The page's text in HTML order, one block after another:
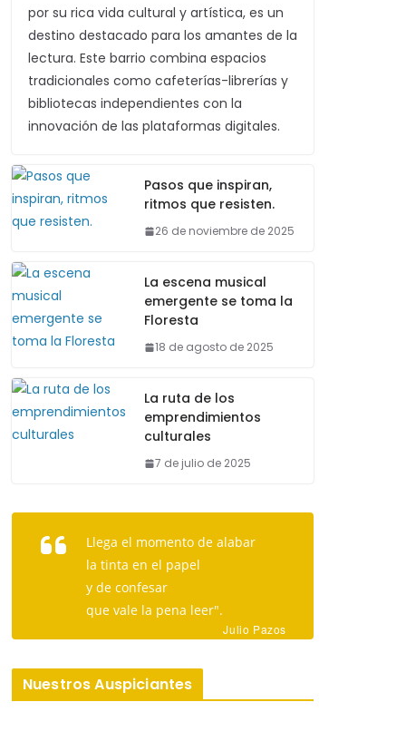
por su rica vida cultural y artística, es un
destino destacado para los amantes de la
lectura. Este barrio combina espacios
tradicionales como cafeterías-librerías y
bibliotecas independientes con la
innovación de las plataformas digitales.
Pasos que inspiran,
ritmos que resisten.
26 de noviembre de 2025
La escena musical
emergente se toma la
Floresta
18 de agosto de 2025
La ruta de los
emprendimientos
culturales
7 de julio de 2025
Llega el momento de alabar
la tinta en el papel
y de confesar
que vale la pena leer".
Julio Pazos
Nuestros Auspiciantes